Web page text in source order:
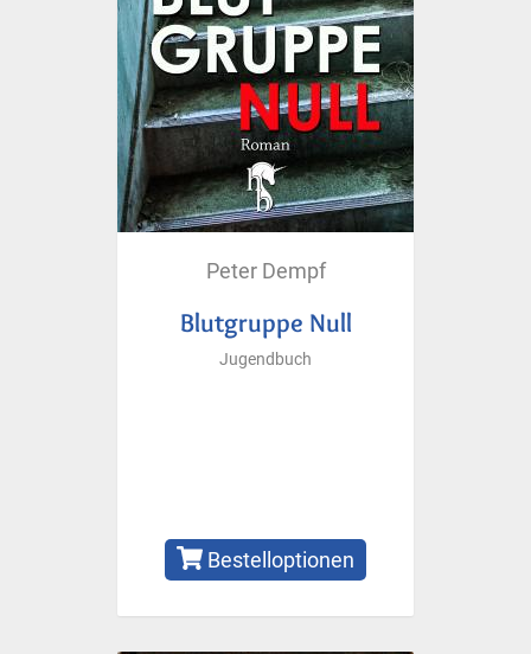
Peter Dempf
Blutgruppe Null
Jugendbuch
Bestelloptionen